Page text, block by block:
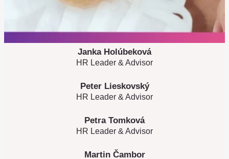
Janka Holúbeková
HR Leader & Advisor
Peter Lieskovský
HR Leader & Advisor
Petra Tomková
HR Leader & Advisor
Martin Čambor